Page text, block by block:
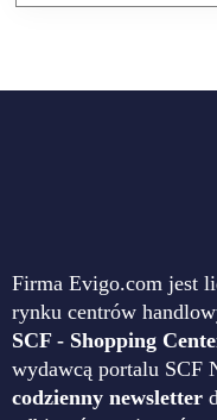
Firma Evigo.com jest
rynku centrów
SCF - Shopping
wydawcą portalu SCF
codzienny newsletter